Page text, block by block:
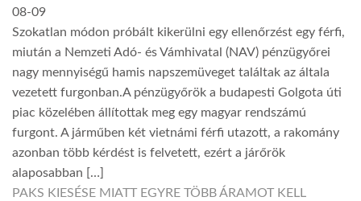
08-09
Szokatlan módon próbált kikerülni egy ellenőrzést egy férfi,
miután a Nemzeti Adó- és Vámhivatal (NAV) pénzügyőrei
nagy mennyiségű hamis napszemüveget találtak az általa
vezetett furgonban.A pénzügyőrök a budapesti Golgota úti
piac közelében állítottak meg egy magyar rendszámú
furgont. A járműben két vietnámi férfi utazott, a rakomány
azonban több kérdést is felvetett, ezért a járőrök
alaposabban […]
PAKS KIESÉSE MIATT EGYRE TÖBB ÁRAMOT KELL